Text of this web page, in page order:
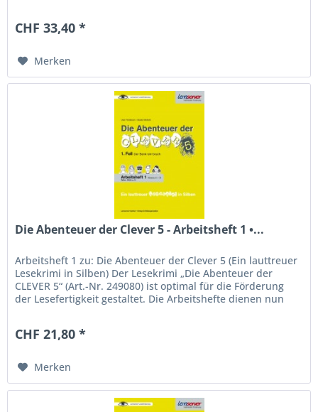
CHF 33,40 *
Merken
Die Abenteuer der Clever 5 - Arbeitsheft 1 •...
Arbeitsheft 1 zu: Die Abenteuer der Clever 5 (Ein lauttreuer
Lesekrimi in Silben) Der Lesekrimi „Die Abenteuer der
CLEVER 5“ (Art.-Nr. 249080) ist optimal für die Förderung
der Lesefertigkeit gestaltet. Die Arbeitshefte dienen nun
CHF 21,80 *
Merken